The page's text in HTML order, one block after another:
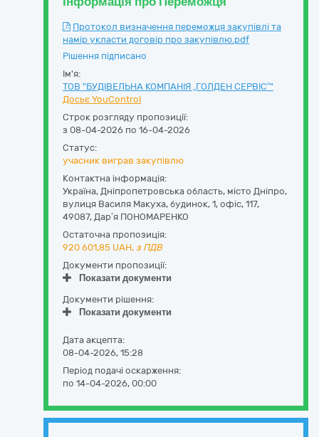
Протокол визначення переможця закупівлі та
намір укласти договір про закупівлю.pdf
Рішення підписано
Ім'я:
ТОВ "БУДІВЕЛЬНА КОМПАНІЯ „ГОЛДЕН СЕРВІС“"
Досьє YouControl
Строк розгляду пропозиції:
з 08-04-2026 по 16-04-2026
Статус:
учасник виграв закупівлю
Контактна інформація:
Україна, Дніпропетровська область, місто Дніпро,
вулиця Василя Макуха, будинок, 1, офіс, 117,
49087, Дар’я ПОНОМАРЕНКО
Остаточна пропозиція:
920 601,85 UAH, з ПДВ
Документи пропозиції:
Показати документи
Документи рішення:
Показати документи
Дата акцепта:
08-04-2026, 15:28
Період подачі оскарження:
по 14-04-2026, 00:00